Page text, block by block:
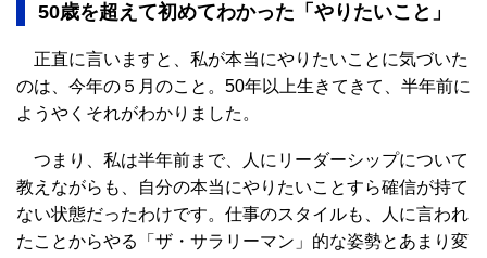
50歳を超えて初めてわかった「やりたいこと」
正直に言いますと、私が本当にやりたいことに気づいた
のは、今年の５月のこと。50年以上生きてきて、半年前に
ようやくそれがわかりました。
つまり、私は半年前まで、人にリーダーシップについて
教えながらも、自分の本当にやりたいことすら確信が持て
ない状態だったわけです。仕事のスタイルも、人に言われ
たことからやる「ザ・サラリーマン」的な姿勢とあまり変